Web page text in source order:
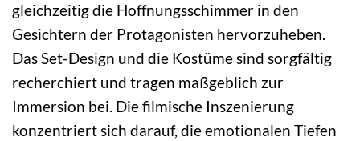
gleichzeitig die Hoffnungsschimmer in den
Gesichtern der Protagonisten hervorzuheben.
Das Set-Design und die Kostüme sind sorgfältig
recherchiert und tragen maßgeblich zur
Immersion bei. Die filmische Inszenierung
konzentriert sich darauf, die emotionalen Tiefen